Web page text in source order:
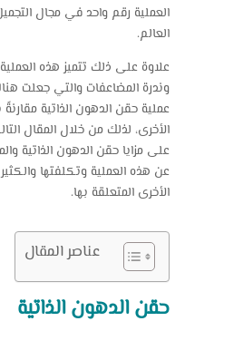
العملية رقم واحد في مجال
العالم.
علاوة على ذلك تتميز هذه العملية
وندرة المضاعفات والتي جعلت
عملية حقن الدهون الذاتية مقارنةً
الأخرى، لذلك من خلال المقال
على مزايا حقن الدهون الذاتية
عن هذه العملية وتكلفتها
الأخرى المتعلقة بها.
عناصر المقال
حقن الدهون الذاتية